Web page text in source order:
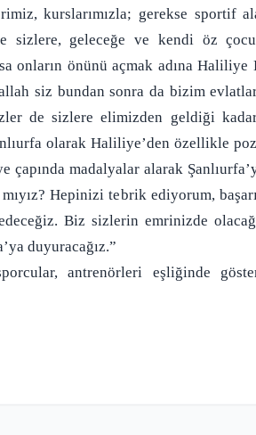
kurslarımızla; gerekse sportif
sizlere, geleceğe ve kendi öz
onların önünü açmak adına Haliliye
siz bundan sonra da bizim
de sizlere elimizden geldiği
olarak Haliliye’den özellikle
madalyalar alarak
Hepinizi tebrik ediyorum,
Biz sizlerin emrinizde
duyuracağız.”
antrenörleri eşliğinde